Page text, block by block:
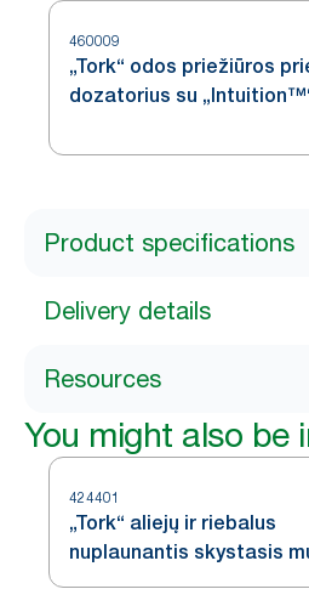
460009
„Tork“ odos priežiūros
dozatorius su
Product specifications
Delivery details
Resources
You might also be
424401
„Tork“ aliejų ir riebalus
nuplaunantis skystasis
S4